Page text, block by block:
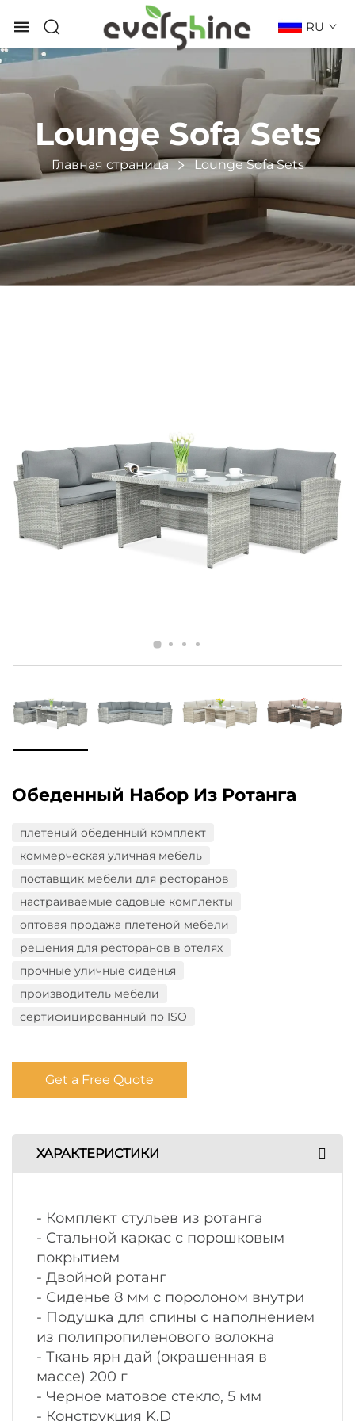
RU
Lounge Sofa Sets
Главная страница Lounge Sofa Sets
Обеденный Набор Из Ротанга
плетеный обеденный комплект
коммерческая уличная мебель
поставщик мебели для ресторанов
настраиваемые садовые комплекты
оптовая продажа плетеной мебели
решения для ресторанов в отелях
прочные уличные сиденья
производитель мебели
сертифицированный по ISO
Get a Free Quote
ХАРАКТЕРИСТИКИ
- Комплект стульев из ротанга
- Стальной каркас с порошковым
покрытием
- Двойной ротанг
- Сиденье 8 мм с поролоном внутри
- Подушка для спины с наполнением
из полипропиленового волокна
- Ткань ярн дай (окрашенная в
массе) 200 г
- Черное матовое стекло, 5 мм
- Конструкция K.D